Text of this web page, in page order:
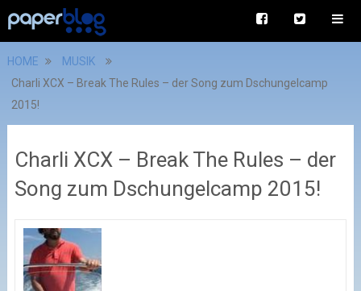
HOME
MUSIK
Charli XCX – Break The Rules – der Song zum Dschungelcamp
2015!
Charli XCX – Break The Rules – der
Song zum Dschungelcamp 2015!